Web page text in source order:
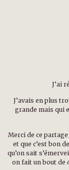
J’ai
J’avais en plus
grande mais qui
Merci de ce
et que c’est bon
qu’on sait
on fait un bout de